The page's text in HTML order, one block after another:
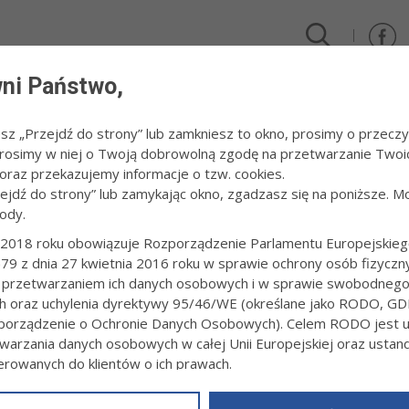
NA ZAKOŃCZENIE WARSZTATÓW
projektu: „Artystyczne wakacje. Pomoc dla dzieci z
przez Tarnowski Teatr. Już w piątek, 27 sierpnia, na
na nowo napisany”.
Państwo,
„Przejdź do strony” lub zamkniesz to okno, prosimy o
w niej o Twoją dobrowolną zgodę na przetwarzanie
przekazujemy informacje o tzw. cookies.
do strony” lub zamykając okno, zgadzasz się na poniższe.
roku obowiązuje Rozporządzenie Parlamentu
z dnia 27 kwietnia 2016 roku w sprawie ochrony osób
ich danych osobowych i w sprawie
oraz uchylenia dyrektywy 95/46/WE (określane jako RODO,
o Ochronie Danych Osobowych). Celem RODO jest
danych osobowych w całej Unii Europejskiej oraz
do klientów o ich prawach.
powyższym, w zakładceRODOna stroniehttps://